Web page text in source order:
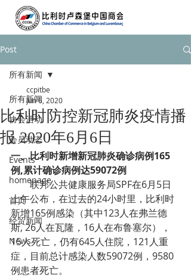
Post
所有新闻
协会活动
会员动态
Events
homepage
首页
经贸新闻
News
所有新闻
比利时防控新冠肺炎疫情播
报 2020年6月6日
ccpitbe
Jun 6, 2020
一、比利时新增新冠肺炎确诊病例165
例,累计确诊病例达59072例
        联邦公共健康服务局SPF在6月5日
上午公布，在过去的24小时里， 比利时
新增165例感染（其中123人在弗兰德
斯, 26人在瓦隆，16人在布鲁塞尔），
15人死亡，仍有645人住院，121人重
症，目前总计感染人数59072例，9580
例患者死亡。